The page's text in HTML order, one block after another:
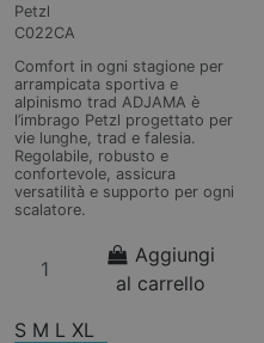
Petzl
C022CA
Comfort in ogni stagione per
arrampicata sportiva e
alpinismo trad ADJAMA è
l’imbrago Petzl progettato per
vie lunghe, trad e falesia.
Regolabile, robusto e
confortevole, assicura
versatilità e supporto per ogni
scalatore.
Aggiungi
al carrello
S M L XL